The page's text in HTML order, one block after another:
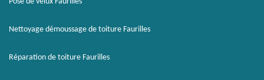
Nettoyage démoussage de toiture Faurilles
Réparation de toiture Faurilles